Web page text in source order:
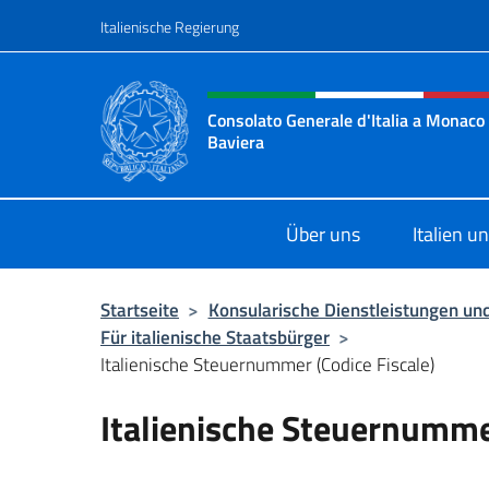
Italienische Regierung
Header-Site, Social und
Consolato Generale d'Italia a
Baviera
Über uns Italien
Startseite > Konsularische Dienstleistungen
Für italienische Staatsbürger >
Italienische Steuernummer (Codice Fiscale)
Italienische